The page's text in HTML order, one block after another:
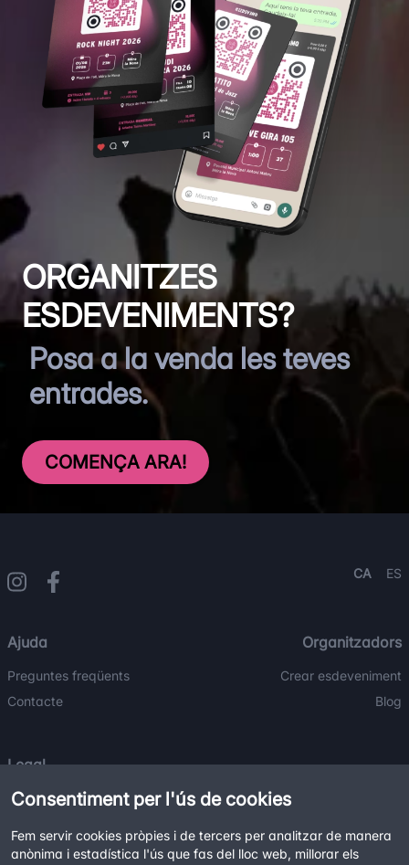
ORGANITZES
ESDEVENIMENTS?
Posa a la venda les teves
entrades.
COMENÇA ARA!
CA ES
Ajuda
Preguntes freqüents
Contacte
Legal
Termes i condicions
Política de cookies
Organitzadors
Crear esdeveniment
Blog
Consentiment per l'ús de cookies
Fem servir cookies pròpies i de tercers per analitzar de manera
anònima i estadística l'ús que fas del lloc web, millorar els